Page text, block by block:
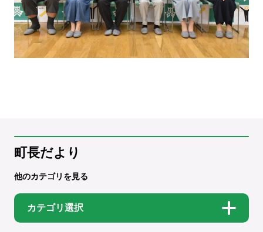
町長だより
他のカテゴリを見る
カテゴリ選択